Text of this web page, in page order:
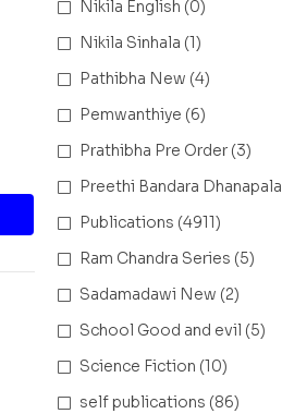
Nikila English (0)
Nikila Sinhala (1)
Pathibha New (4)
Pemwanthiye (6)
Prathibha Pre Order (3)
Preethi Bandara Dhanapala
Publications (4911)
Ram Chandra Series (5)
Sadamadawi New (2)
School Good and evil (5)
Science Fiction (10)
self publications (86)